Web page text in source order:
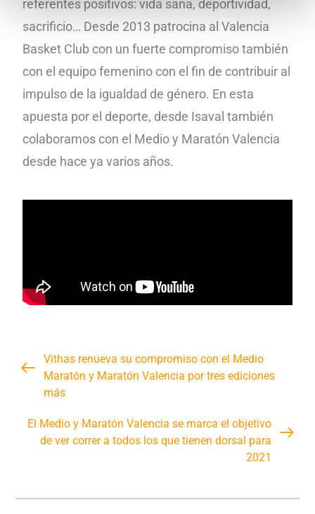
referentes positivos: vida sana, deportividad,
sacrificio… Desde 2013 patrocina al Valencia
Basket Club con un fuerte compromiso también
con el equipo femenino con el fin de contribuir al
impulso de la igualdad de género. En esta
apuesta por el deporte, desde Isaval también
colaboramos con el Medio y Maratón Valencia
desde hace ya varios años.
Vithas renueva su compromiso con el Medio
Maratón y Maratón Valencia por tres ediciones
más
El Medio y Maratón Valencia se marca el objetivo
de ver correr a todos los que tienen dorsal para
2021